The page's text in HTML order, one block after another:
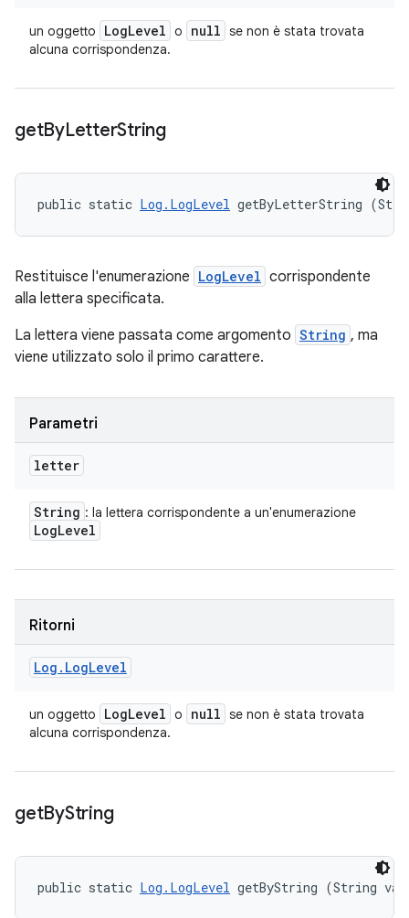
un oggetto LogLevel o null se non è stata trovata
alcuna corrispondenza.
getByLetterString
public static Log.LogLevel getByLetterString
Restituisce l'enumerazione LogLevel corrispondente
alla lettera specificata.
La lettera viene passata come argomento String , ma
viene utilizzato solo il primo carattere.
Parametri
letter
String : la lettera corrispondente a un'enumerazione
LogLevel
Ritorni
Log . LogLevel
un oggetto LogLevel o null se non è stata trovata
alcuna corrispondenza.
getByString
public static Log.LogLevel getByString (String